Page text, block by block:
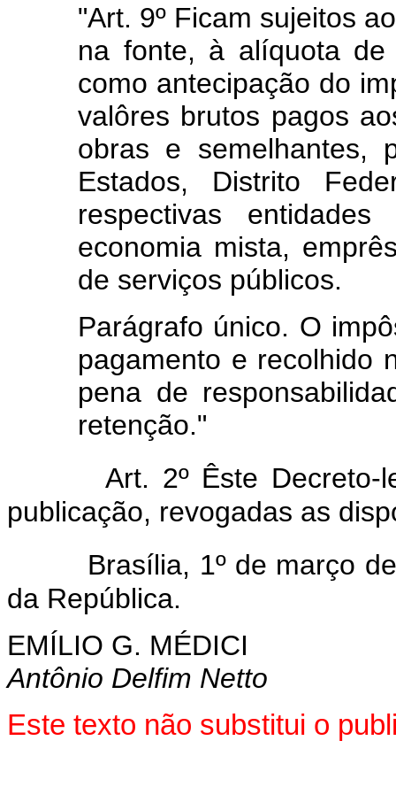
"Art. 9º Ficam sujeitos
na fonte, à alíquota
como antecipação do
valôres brutos pagos
obras e semelhantes,
Estados, Distrito
respectivas
economia mista,
de serviços públicos.
Parágrafo único. O
pagamento e recolhido
pena de
retenção."
Art. 2º Êste
publicação, revogadas as
Brasília, 1º de março
da República.
EMÍLIO G. MÉDICI
Antônio Delfim Netto
Este texto não substitui o